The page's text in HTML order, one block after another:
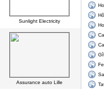
Sunlight Electricity
Assurance auto Lille